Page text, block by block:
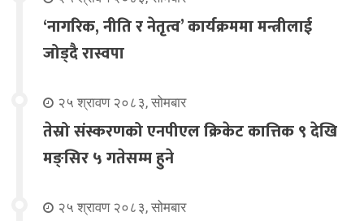
‘नागरिक, नीति र नेतृत्व’ कार्यक्रममा मन्त्रीलाई
जोड्दै रास्वपा
२५ श्रावण २०८३, सोमबार
तेस्रो संस्करणको एनपीएल क्रिकेट कात्तिक ९ देखि
मङ्सिर ५ गतेसम्म हुने
२५ श्रावण २०८३, सोमबार